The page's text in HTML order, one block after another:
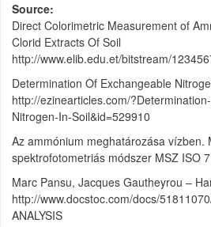
Source
Direct Colorimetric Measurement of
Clorid Extracts Of Soil
http://www.elib.edu.et/bitstream/
Determination Of Exchangeable
http://ezinearticles.com/
Nitrogen-In-Soil&id=529910
Az ammónium meghatározása vízben.
spektrofotometriás módszer MSZ ISO
Marc Pansu, Jacques Gautheyrou –
http://www.docstoc.com/docs/
ANALYSIS